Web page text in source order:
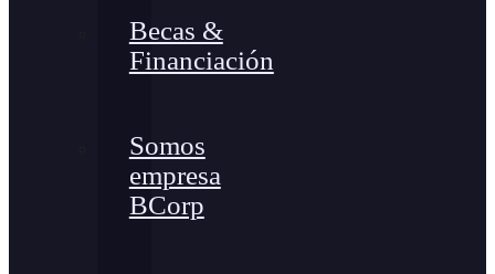
Becas &
Financiación
Somos
empresa
BCorp